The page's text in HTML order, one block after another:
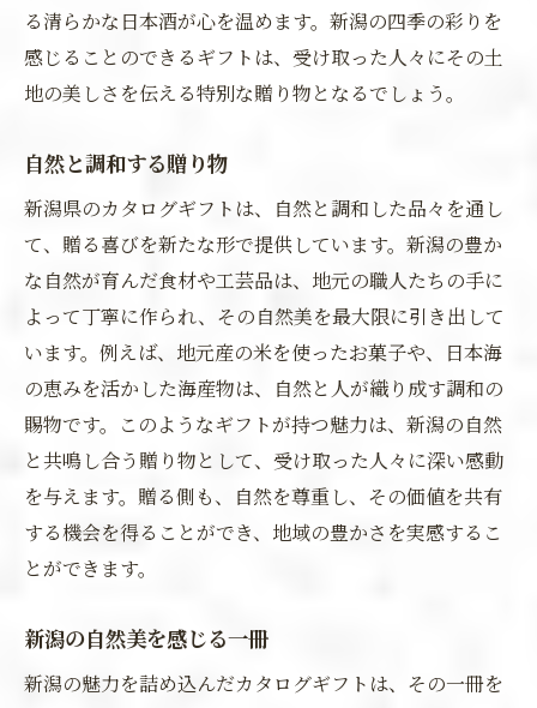
る清らかな日本酒が心を温めます。新潟の四季の彩りを
感じることのできるギフトは、受け取った人々にその土
地の美しさを伝える特別な贈り物となるでしょう。
自然と調和する贈り物
新潟県のカタログギフトは、自然と調和した品々を通し
て、贈る喜びを新たな形で提供しています。新潟の豊か
な自然が育んだ食材や工芸品は、地元の職人たちの手に
よって丁寧に作られ、その自然美を最大限に引き出して
います。例えば、地元産の米を使ったお菓子や、日本海
の恵みを活かした海産物は、自然と人が織り成す調和の
賜物です。このようなギフトが持つ魅力は、新潟の自然
と共鳴し合う贈り物として、受け取った人々に深い感動
を与えます。贈る側も、自然を尊重し、その価値を共有
する機会を得ることができ、地域の豊かさを実感するこ
とができます。
新潟の自然美を感じる一冊
新潟の魅力を詰め込んだカタログギフトは、その一冊を